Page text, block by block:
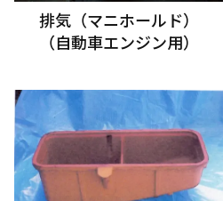
排気（マニホールド）
（自動車エンジン用）